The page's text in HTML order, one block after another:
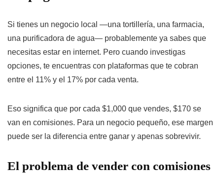
Si tienes un negocio local —una tortillería, una farmacia,
una purificadora de agua— probablemente ya sabes que
necesitas estar en internet. Pero cuando investigas
opciones, te encuentras con plataformas que te cobran
entre el 11% y el 17% por cada venta.
Eso significa que por cada $1,000 que vendes, $170 se
van en comisiones. Para un negocio pequeño, ese margen
puede ser la diferencia entre ganar y apenas sobrevivir.
El problema de vender con comisiones